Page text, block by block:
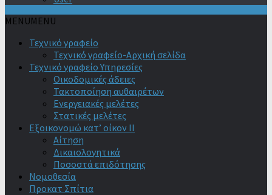
MENUMENU
Τεχνικό γραφείο
Τεχνικό γραφείο-Αρχική σελίδα
Τεχνικό γραφείο Υπηρεσίες
Οικοδομικές άδειες
Τακτοποίηση αυθαιρέτων
Ενεργειακές μελέτες
Στατικές μελέτες
Εξοικονομώ κατ’ οίκον II
Αίτηση
Δικαιολογητικά
Ποσοστά επιδότησης
Νομοθεσία
Προκατ Σπίτια